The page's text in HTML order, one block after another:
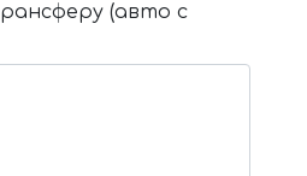
(авто с